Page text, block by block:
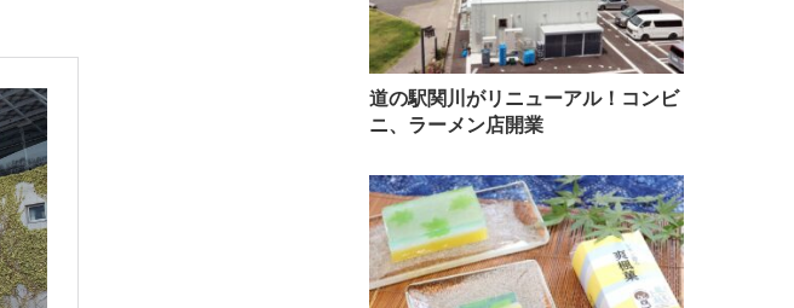
道の駅関川がリニューアル！コンビ
ニ、ラーメン店開業